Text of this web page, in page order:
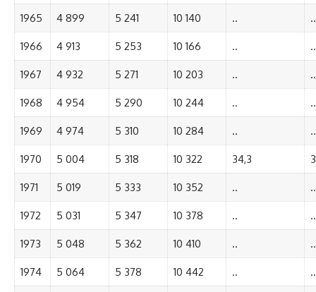
1965 4 899 5 241 10 140 .. ..
1966 4 913 5 253 10 166 .. ..
1967 4 932 5 271 10 203 .. ..
1968 4 954 5 290 10 244 .. ..
1969 4 974 5 310 10 284 .. ..
1970 5 004 5 318 10 322 34,3
1971 5 019 5 333 10 352 .. ..
1972 5 031 5 347 10 378 .. ..
1973 5 048 5 362 10 410 .. ..
1974 5 064 5 378 10 442 .. ..